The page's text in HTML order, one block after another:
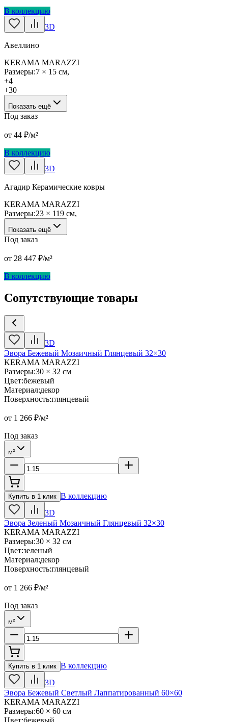
В коллекцию
3D
Авеллино
KERAMA MARAZZI
Размеры:7 × 15 см,
+4
+30
Показать ещё
Под заказ
от 44 ₽/м²
В коллекцию
3D
Агадир Керамические ковры
KERAMA MARAZZI
Размеры:23 × 119 см,
Показать ещё
Под заказ
от 28 447 ₽/м²
В коллекцию
Сопутствующие товары
3D
Эвора Бежевый Мозаичный Глянцевый 32×30
KERAMA MARAZZI
Размеры:30 × 32 см
Цвет:бежевый
Материал:декор
Поверхность:глянцевый
от 1 266 ₽/м²
Под заказ
м²
Купить в 1 клик В коллекцию
3D
Эвора Зеленый Мозаичный Глянцевый 32×30
KERAMA MARAZZI
Размеры:30 × 32 см
Цвет:зеленый
Материал:декор
Поверхность:глянцевый
от 1 266 ₽/м²
Под заказ
м²
Купить в 1 клик В коллекцию
3D
Эвора Бежевый Светлый Лаппатированный 60×60
KERAMA MARAZZI
Размеры:60 × 60 см